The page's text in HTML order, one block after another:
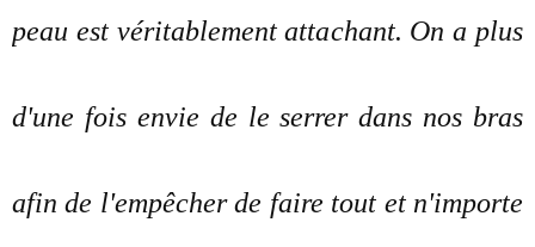
peau est véritablement attachant. On a plus
d'une fois envie de le serrer dans nos bras
afin de l'empêcher de faire tout et n'importe